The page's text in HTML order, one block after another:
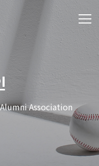
Association